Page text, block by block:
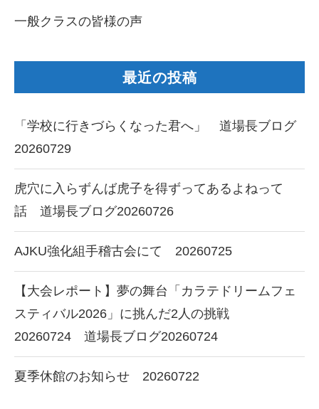
一般クラスの皆様の声
最近の投稿
「学校に行きづらくなった君へ」 道場長ブログ
20260729
虎穴に入らずんば虎子を得ずってあるよねって
話 道場長ブログ20260726
AJKU強化組手稽古会にて 20260725
【大会レポート】夢の舞台「カラテドリームフェ
スティバル2026」に挑んだ2人の挑戦
20260724 道場長ブログ20260724
夏季休館のお知らせ 20260722